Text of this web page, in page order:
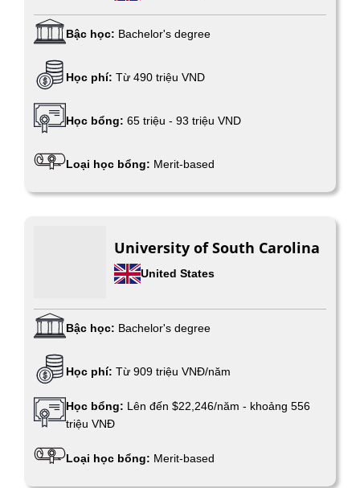
Bậc học: Bachelor's degree
Học phí: Từ 490 triệu VND
Học bổng: 65 triệu - 93 triệu VND
Loại học bổng: Merit-based
University of South Carolina
United States
Bậc học: Bachelor's degree
Học phí: Từ 909 triệu VNĐ/năm
Học bổng: Lên đến $22,246/năm - khoảng 556
triệu VNĐ
Loại học bổng: Merit-based